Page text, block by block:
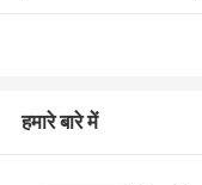
हमारे बारे में